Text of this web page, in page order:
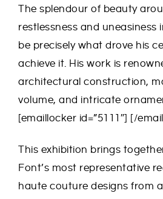
The splendour of beauty
restlessness and uneasiness
be precisely what drove his
achieve it. His work is
architectural construction,
volume, and intricate
[emaillocker id=”5111″] [/
This exhibition brings
Font’s most representative
haute couture designs from